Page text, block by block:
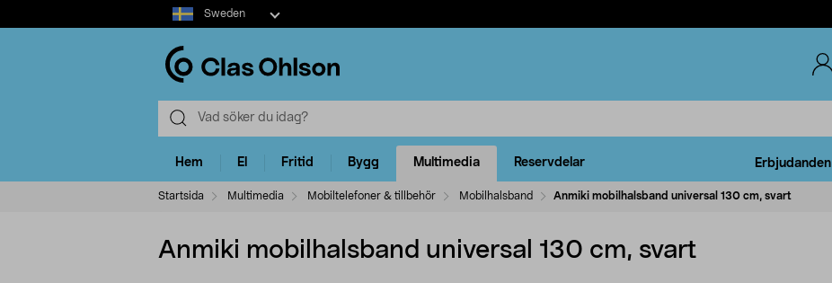
Select
market
Sweden
Hem El Fritid Bygg Multimedia Reservdelar Erbjudanden
Startsida Multimedia Mobiltelefoner & tillbehör Mobilhalsband Anmiki mobilhalsband universal 130 cm, svart
Anmiki mobilhalsband universal 130 cm, svart